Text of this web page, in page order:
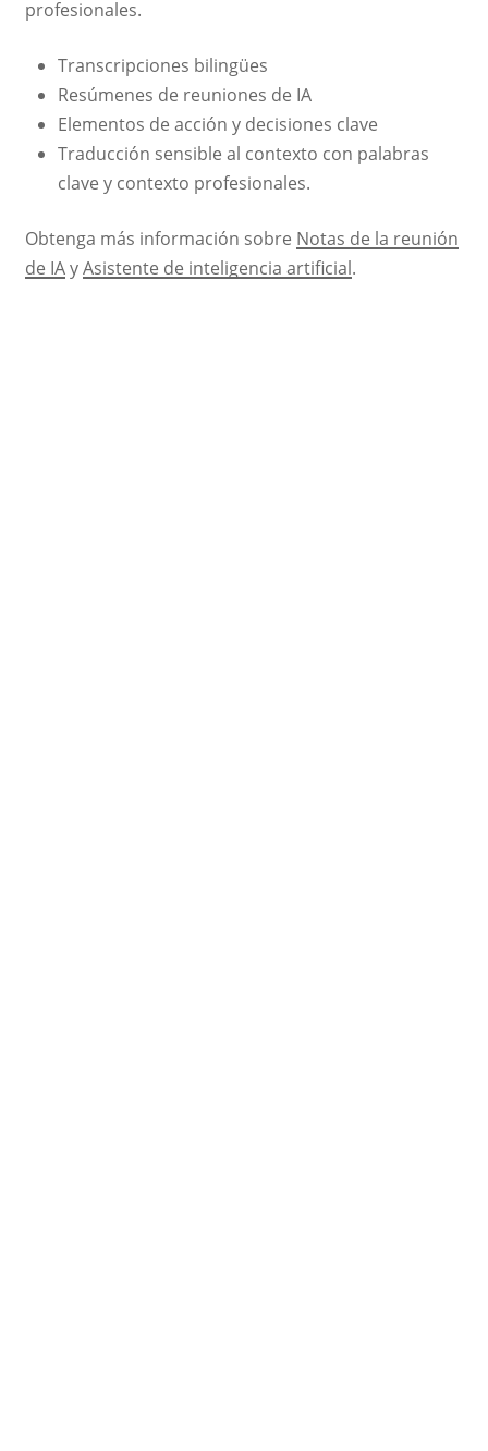
profesionales.
Transcripciones bilingües
Resúmenes de reuniones de IA
Elementos de acción y decisiones clave
Traducción sensible al contexto con palabras
clave y contexto profesionales.
Obtenga más información sobre Notas de la reunión
de IAyAsistente de inteligencia artificial.